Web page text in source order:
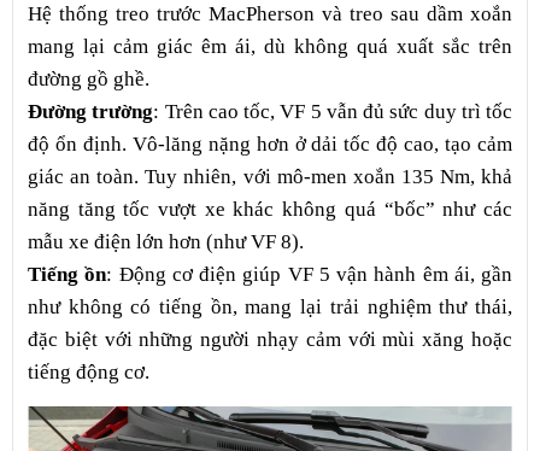
Hệ thống treo trước MacPherson và treo sau dầm xoắn
mang lại cảm giác êm ái, dù không quá xuất sắc trên
đường gồ ghề.
Đường trường: Trên cao tốc, VF 5 vẫn đủ sức duy trì tốc
độ ổn định. Vô-lăng nặng hơn ở dải tốc độ cao, tạo cảm
giác an toàn. Tuy nhiên, với mô-men xoắn 135 Nm, khả
năng tăng tốc vượt xe khác không quá “bốc” như các
mẫu xe điện lớn hơn (như VF 8).
Tiếng ồn: Động cơ điện giúp VF 5 vận hành êm ái, gần
như không có tiếng ồn, mang lại trải nghiệm thư thái,
đặc biệt với những người nhạy cảm với mùi xăng hoặc
tiếng động cơ.